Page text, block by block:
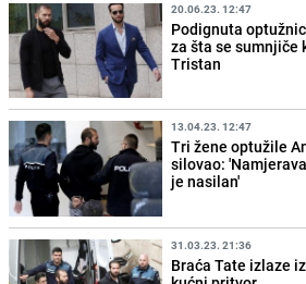
20.06.23. 12:47
Podignuta
za šta se sumnjiče
Tristan
13.04.23. 12:47
Tri žene optužile
silovao:
je nasilan'
31.03.23. 21:36
Braća Tate izlaze